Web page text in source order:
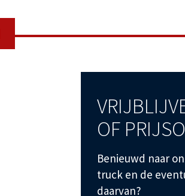
OF
Benieuwd naar
truck en de
daarvan?